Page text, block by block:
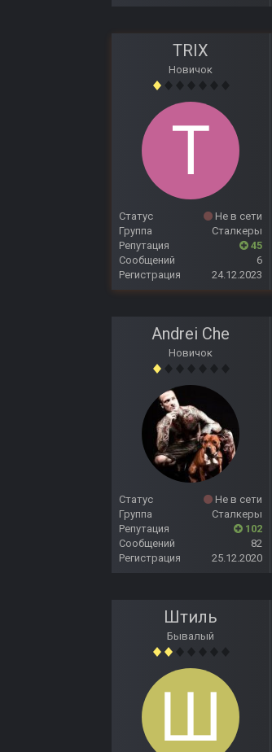
TRIX
Новичок
Статус
Не в сети
Группа
Сталкеры
Репутация
45
Сообщений
6
Регистрация
24.12.2023
Andrei Che
Новичок
Статус
Не в сети
Группа
Сталкеры
Репутация
102
Сообщений
82
Регистрация
25.12.2020
Штиль
Бывалый